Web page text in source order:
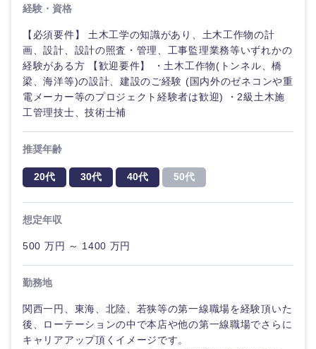
経験・資格
【必須要件】 土木工学の知識があり、土木工作物の計
画、設計、設計の照査・管理、工事監理業務等いずれかの
経験がある方 【歓迎要件】 ・土木工作物(トンネル、橋
梁、海洋等)の設計、建設のご経験 (国内外のゼネコンや重
電メーカー等のプロジェクト経験者は歓迎) ・2級土木施
工管理技士、技術士補
推奨年齢
20代 30代 40代 50代
想定年収
500 万円 ～ 1400 万円
勤務地
関西一円、東海、北陸、若狭等の第一線職場を経験頂いた
後、ローテーションの中で本店や他の第一線職場でさらに
キャリアアップ頂くイメージです。